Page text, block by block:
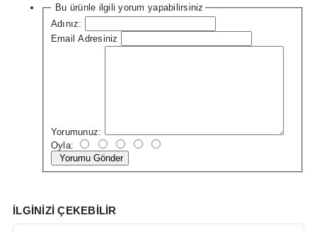
Bu ürünle ilgili yorum yapabilirsiniz
Adınız:
Email Adresiniz
Yorumunuz:
Oyla:
Yorumu Gönder
İLGINIZI ÇEKEBILIR